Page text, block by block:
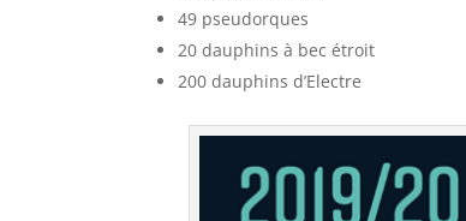
49 pseudorques
20 dauphins à bec étroit
200 dauphins d’Electre